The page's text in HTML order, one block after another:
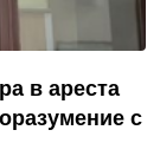
в ареста
с